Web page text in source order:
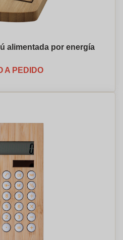
alimentada por energía
A PEDIDO